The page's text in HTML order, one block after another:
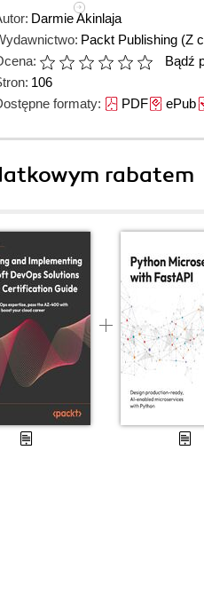
Darmie Akinlaja
Packt Publishing (Z
Bądź
106
formaty: PDFePub
rabatem